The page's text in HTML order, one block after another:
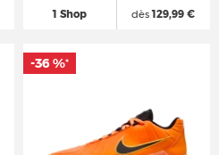
1 Shop dès129,99 €
-36 %*